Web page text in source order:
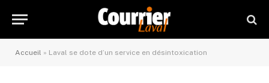
Accueil » Laval se dote d’un service en désintoxication